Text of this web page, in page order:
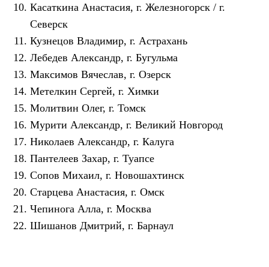
Касаткина Анастасия, г. Железногорск / г.
Северск
Кузнецов Владимир, г. Астрахань
Лебедев Александр, г. Бугульма
Максимов Вячеслав, г. Озерск
Метелкин Сергей, г. Химки
Молитвин Олег, г. Томск
Мурити Александр, г. Великий Новгород
Николаев Александр, г. Калуга
Пантелеев Захар, г. Туапсе
Сопов Михаил, г. Новошахтинск
Старцева Анастасия, г. Омск
Чепинога Алла, г. Москва
Шишанов Дмитрий, г. Барнаул